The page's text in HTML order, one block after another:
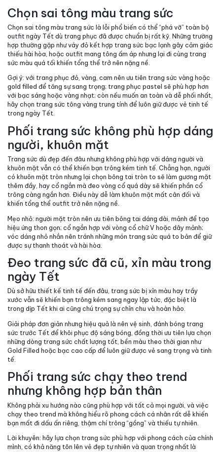
Chọn sai tông màu trang sức
Chọn sai tông màu trang sức là lỗi phổ biến có thể “phá vỡ” toàn bộ
outfit ngày Tết dù trang phục đã được chuẩn bị rất kỹ. Những trường
hợp thường gặp như váy đỏ kết hợp trang sức bạc lạnh gây cảm giác
thiếu hài hòa, hoặc outfit mang tông ấm áp nhưng lại đi cùng trang
sức màu quá tối khiến tổng thể trở nên nặng nề.
Gợi ý: với trang phục đỏ, vàng, cam nên ưu tiên trang sức vàng hoặc
gold filled để tăng sự sang trọng; trang phục pastel sẽ phù hợp hơn
với bạc sáng hoặc vàng nhạt; còn nếu muốn an toàn và dễ phối nhất,
hãy chọn trang sức tông vàng trung tính để luôn giữ được vẻ tinh tế
trong ngày Tết.
Phối trang sức không phù hợp dáng
người, khuôn mặt
Trang sức dù đẹp đến đâu nhưng không phù hợp với dáng người và
khuôn mặt vẫn có thể khiến bạn trông kém tinh tế. Chẳng hạn, người
có khuôn mặt tròn nhưng lại chọn bông tai tròn to sẽ làm gương mặt
thêm đầy, hay cổ ngắn mà đeo vòng cổ quá dày sẽ khiến phần cổ
trông càng ngắn hơn. Điều này dễ làm khuôn mặt mất cân đối và
khiến tổng thể outfit trở nên nặng nề.
Mẹo nhỏ: người mặt tròn nên ưu tiên bông tai dáng dài, mảnh để tạo
hiệu ứng thon gọn; cổ ngắn hợp với vòng cổ chữ V hoặc dây mảnh;
vóc dáng nhỏ nhắn nên tránh những món trang sức quá to bản để giữ
được sự thanh thoát và hài hòa.
Đeo trang sức đã cũ, xỉn màu trong
ngày Tết
Dù sở hữu thiết kế tinh tế đến đâu, trang sức bị xỉn màu hay trầy
xước vẫn sẽ khiến bạn trông kém sang ngay lập tức, đặc biệt là
trong dịp Tết khi ai cũng chú trọng sự chỉn chu và hoàn hảo.
Giải pháp đơn giản nhưng hiệu quả là nên vệ sinh, đánh bóng trang
sức trước Tết để khôi phục độ sáng bóng, đồng thời ưu tiên lựa chọn
những dòng trang sức chất lượng tốt, bền màu theo thời gian như
Gold Filled hoặc bạc cao cấp để luôn giữ được vẻ sang trọng và tinh
tế.
Phối trang sức chạy theo trend
nhưng không hợp bản thân
Không phải xu hướng nào cũng phù hợp với tất cả mọi người, và việc
chạy theo trend mà không hiểu rõ phong cách cá nhân rất dễ khiến
bạn mất đi dấu ấn riêng, thậm chí trông “gồng” và thiếu tự nhiên.
Lời khuyên: hãy lựa chọn trang sức phù hợp với phong cách của chính
mình, có khả năng tôn lên vẻ đẹp tự nhiên và quan trọng nhất là